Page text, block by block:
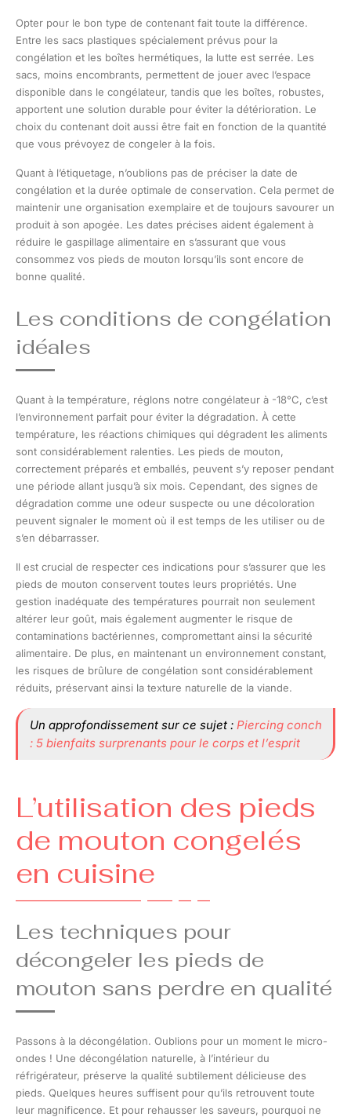
Opter pour le bon type de contenant fait toute la différence.
Entre les sacs plastiques spécialement prévus pour la
congélation et les boîtes hermétiques, la lutte est serrée. Les
sacs, moins encombrants, permettent de jouer avec l’espace
disponible dans le congélateur, tandis que les boîtes, robustes,
apportent une solution durable pour éviter la détérioration. Le
choix du contenant doit aussi être fait en fonction de la quantité
que vous prévoyez de congeler à la fois.
Quant à l’étiquetage, n’oublions pas de préciser la date de
congélation et la durée optimale de conservation. Cela permet de
maintenir une organisation exemplaire et de toujours savourer un
produit à son apogée. Les dates précises aident également à
réduire le gaspillage alimentaire en s’assurant que vous
consommez vos pieds de mouton lorsqu’ils sont encore de
bonne qualité.
Les conditions de congélation
idéales
Quant à la température, réglons notre congélateur à -18°C, c’est
l’environnement parfait pour éviter la dégradation. À cette
température, les réactions chimiques qui dégradent les aliments
sont considérablement ralenties. Les pieds de mouton,
correctement préparés et emballés, peuvent s’y reposer pendant
une période allant jusqu’à six mois. Cependant, des signes de
dégradation comme une odeur suspecte ou une décoloration
peuvent signaler le moment où il est temps de les utiliser ou de
s’en débarrasser.
Il est crucial de respecter ces indications pour s’assurer que les
pieds de mouton conservent toutes leurs propriétés. Une
gestion inadéquate des températures pourrait non seulement
altérer leur goût, mais également augmenter le risque de
contaminations bactériennes, compromettant ainsi la sécurité
alimentaire. De plus, en maintenant un environnement constant,
les risques de brûlure de congélation sont considérablement
réduits, préservant ainsi la texture naturelle de la viande.
Un approfondissement sur ce sujet : Piercing conch
: 5 bienfaits surprenants pour le corps et l’esprit
L’utilisation des pieds
de mouton congelés
en cuisine
Les techniques pour
décongeler les pieds de
mouton sans perdre en qualité
Passons à la décongélation. Oublions pour un moment le micro-
ondes ! Une décongélation naturelle, à l’intérieur du
réfrigérateur, préserve la qualité subtilement délicieuse des
pieds. Quelques heures suffisent pour qu’ils retrouvent toute
leur magnificence. Et pour rehausser les saveurs, pourquoi ne